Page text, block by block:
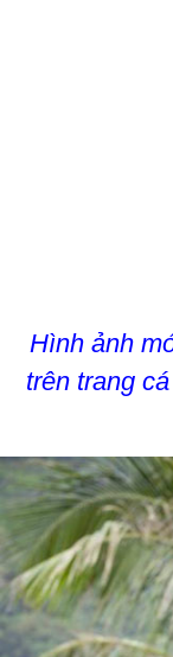
Hình ảnh
trên trang